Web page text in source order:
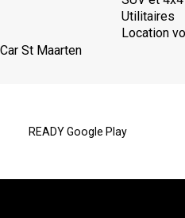
St Maarten
Utilitaires
Location
READY Google Play